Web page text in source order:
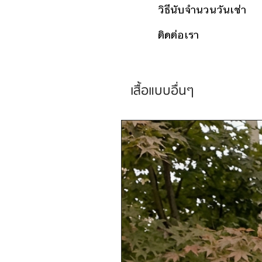
วิธีนับจำนวนวันเช่า
ติดต่อเรา
เสื้อแบบอื่นๆ